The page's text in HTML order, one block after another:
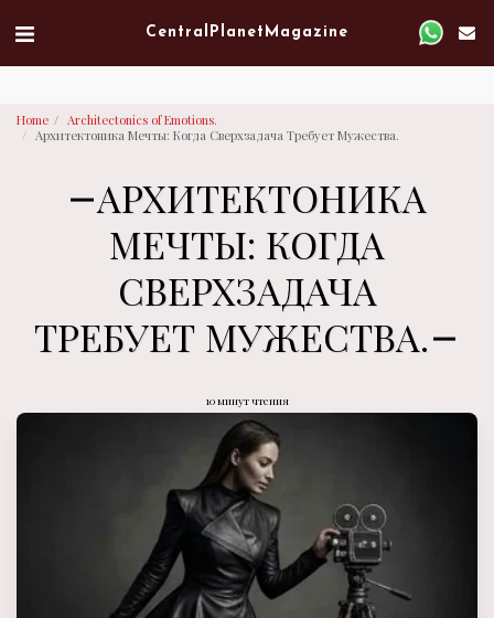
Central Planet Magazine
Home
Architectonics of Emotions.
Архитектоника Мечты: Когда Сверхзадача Требует Мужества.
АРХИТЕКТОНИКА
МЕЧТЫ: КОГДА
СВЕРХЗАДАЧА
ТРЕБУЕТ МУЖЕСТВА.
10 минут чтения